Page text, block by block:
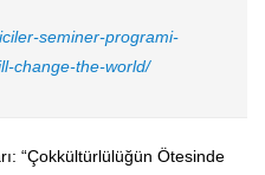
seminer-programi-
change-the-world/
“Çokkültürlülüğün Ötesinde